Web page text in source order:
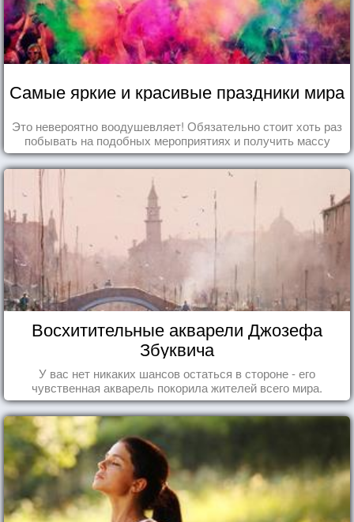
Самые яркие и красивые праздники мира
Это невероятно воодушевляет! Обязательно стоит хоть раз
побывать на подобных мероприятиях и получить массу
впечатлений!
Восхитительные акварели Джозефа
Збуквича
У вас нет никаких шансов остаться в стороне - его
чувственная акварель покорила жителей всего мира.